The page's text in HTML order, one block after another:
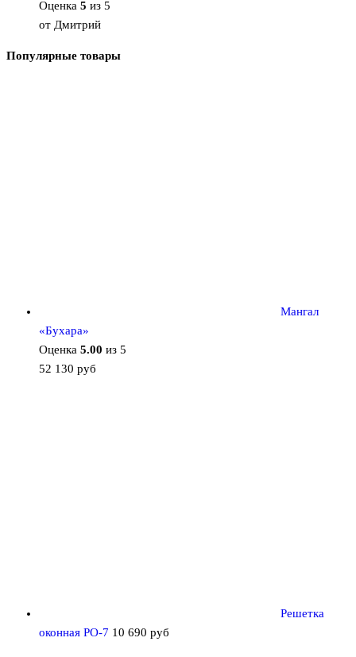
Оценка 5 из 5
от Дмитрий
Популярные товары
Мангал
«Бухара»
Оценка 5.00 из 5
52 130 руб
Решетка
оконная РО-7 10 690 руб